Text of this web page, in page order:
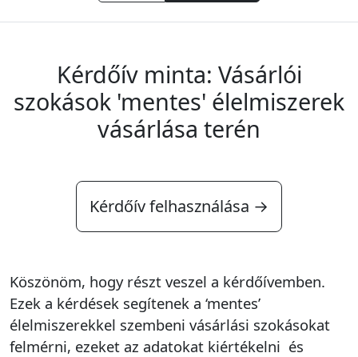
Kérdőív minta: Vásárlói
szokások 'mentes' élelmiszerek
vásárlása terén
Kérdőív felhasználása →
Köszönöm, hogy részt veszel a kérdőívemben.
Ezek a kérdések segítenek a ‘mentes’
élelmiszerekkel szembeni vásárlási szokásokat
felmérni, ezeket az adatokat kiértékelni és